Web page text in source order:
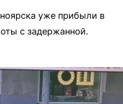
уже прибыли в
с задержанной.